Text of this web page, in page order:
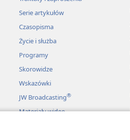
Serie artykułów
Czasopisma
Życie i służba
Programy
Skorowidze
Wskazówki
JW Broadcasting®
Materiały wideo